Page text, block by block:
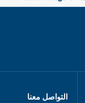
التواصل معنا